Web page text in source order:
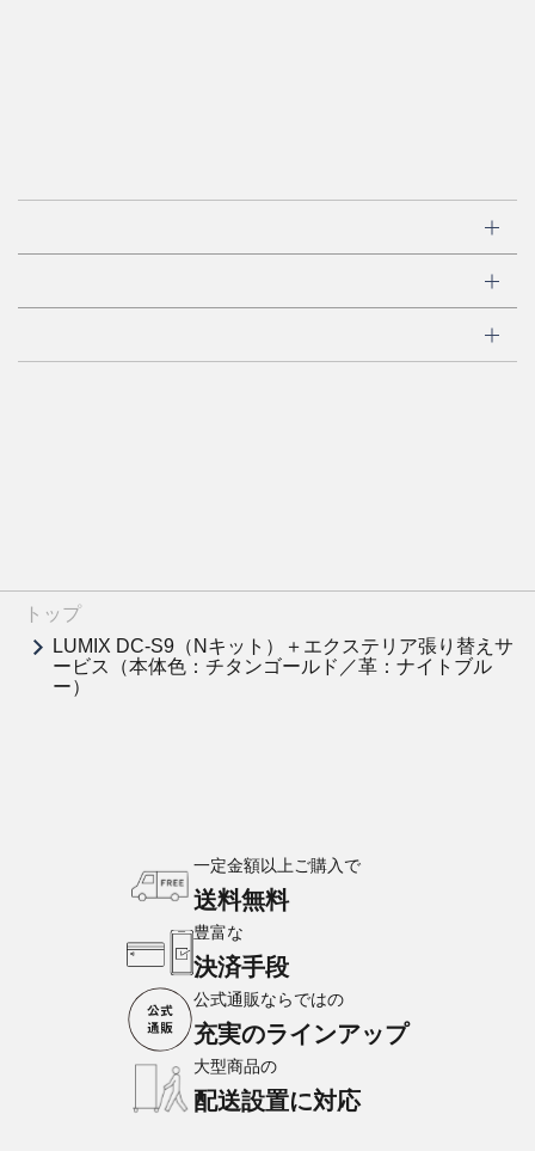
トップ
LUMIX DC-S9（Nキット）＋エクステリア張り替えサ
ービス（本体色：チタンゴールド／革：ナイトブル
ー）
一定金額以上ご購入で
送料無料
豊富な
決済手段
公式通販ならではの
充実のラインアップ
大型商品の
配送設置に対応